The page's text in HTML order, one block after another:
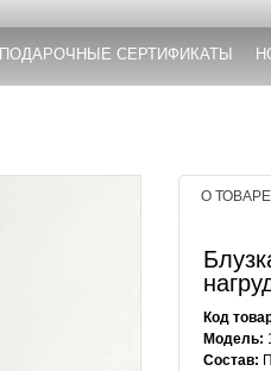
ПОДАРОЧНЫЕ СЕРТИФИКАТЫ
О ТОВАРЕ
Код
Модель:
Состав: